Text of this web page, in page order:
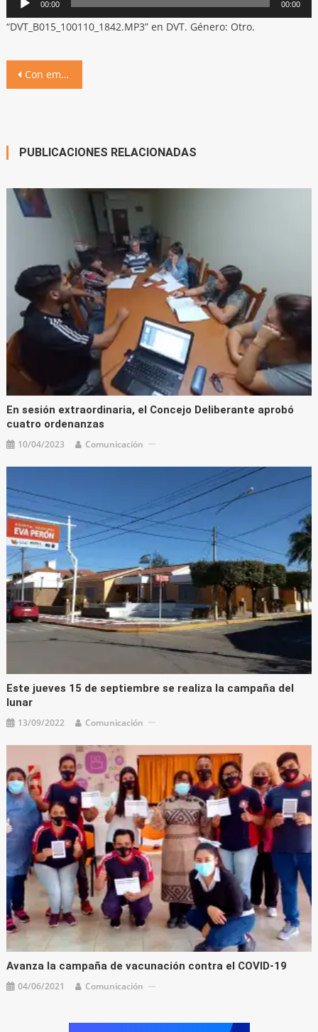
de
audio
00:00 00:00
“DVT_B015_100110_1842.MP3” en DVT. Género: Otro.
Navegación
Con emociones e inversiones, el IPEM 37 celebró el 50° aniversario
PUBLICACIONES RELACIONADAS
En sesión extraordinaria, el Concejo Deliberante aprobó
cuatro ordenanzas
10/04/2023 Comunicación
Este jueves 15 de septiembre se realiza la campaña del
lunar
13/09/2022 Comunicación
Avanza la campaña de vacunación contra el COVID-19
04/06/2021 Comunicación